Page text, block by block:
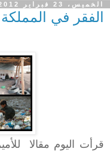
الخميس، 23 فبراير 2012
الفقر في المملكة
قرأت اليوم مقالا